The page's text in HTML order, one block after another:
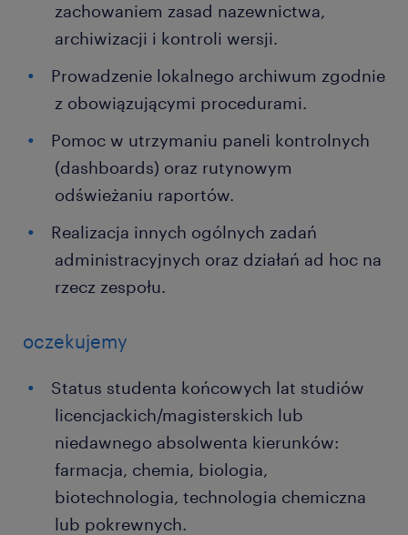
zachowaniem zasad nazewnictwa,
archiwizacji i kontroli wersji.
Prowadzenie lokalnego archiwum zgodnie
z obowiązującymi procedurami.
Pomoc w utrzymaniu paneli kontrolnych
(dashboards) oraz rutynowym
odświeżaniu raportów.
Realizacja innych ogólnych zadań
administracyjnych oraz działań ad hoc na
rzecz zespołu.
oczekujemy
Status studenta końcowych lat studiów
licencjackich/magisterskich lub
niedawnego absolwenta kierunków:
farmacja, chemia, biologia,
biotechnologia, technologia chemiczna
lub pokrewnych.